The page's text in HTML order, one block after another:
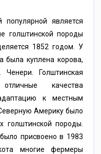
является
голштинской породы
1852 годом. У
была куплена корова,
Голштинская
качества
к местным
Америку было
голштинской породы.
присвоено в 1983
многие фермеры